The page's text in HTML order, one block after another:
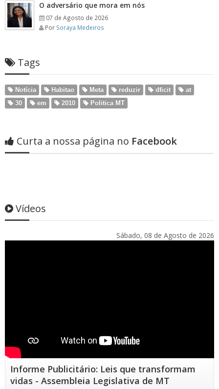
O adversário que mora em nós
07 de Agosto de 2026
Por Soraya Medeiros
Tags
Notícia Habitao Meta reduzir dficit
at
30
em 2010 Politica MT
Curta a nossa página no Facebook
Vídeos
Sábado, 08 de Agosto de 2026
Informe Publicitário: Leis que transformam
vidas - Assembleia Legislativa de MT